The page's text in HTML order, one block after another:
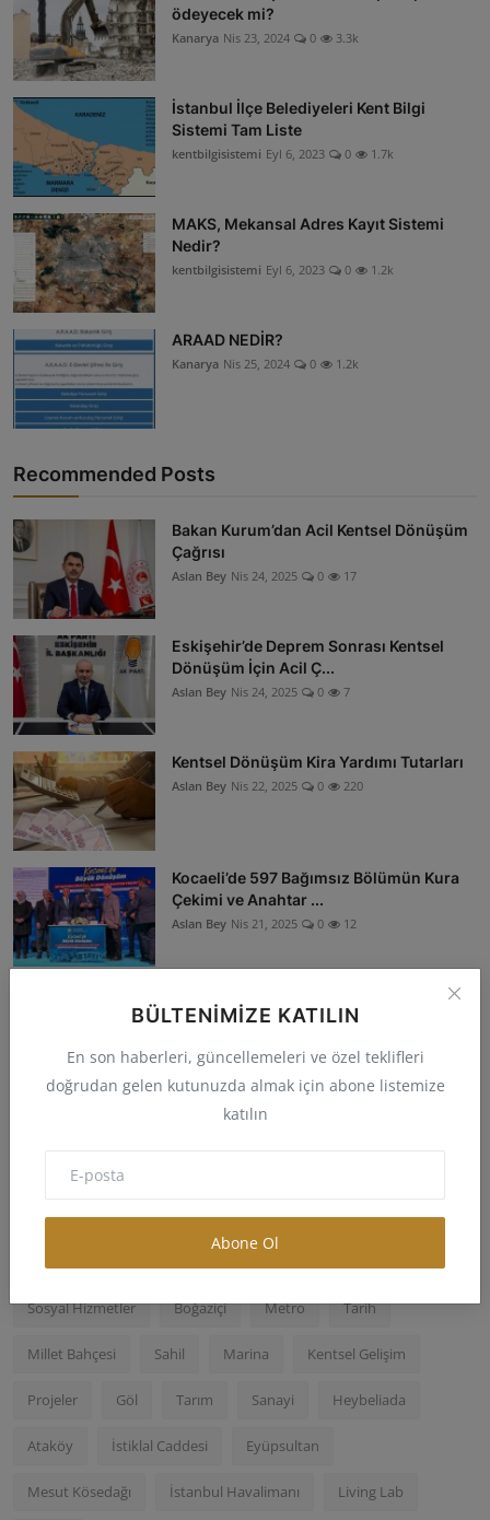
ŞİRKETLER
BELEDİYELER
BÜLTENIMIZE KATILIN
En son haberleri, güncellemeleri ve özel teklifleri
doğrudan gelen kutunuzda almak için abone listemize
katılın
Abone Ol
ödeyecek mi?
Kanarya Nis 23, 2024 0 3.3k
İstanbul İlçe Belediyeleri Kent Bilgi
Sistemi Tam Liste
kentbilgisistemi Eyl 6, 2023 0 1.7k
MAKS, Mekansal Adres Kayıt Sistemi
Nedir?
kentbilgisistemi Eyl 6, 2023 0 1.2k
ARAAD NEDİR?
Kanarya Nis 25, 2024 0 1.2k
Recommended Posts
Bakan Kurum’dan Acil Kentsel Dönüşüm
Çağrısı
Aslan Bey Nis 24, 2025 0 17
Eskişehir’de Deprem Sonrası Kentsel
Dönüşüm İçin Acil Ç...
Aslan Bey Nis 24, 2025 0 7
Kentsel Dönüşüm Kira Yardımı Tutarları
Aslan Bey Nis 22, 2025 0 220
Kocaeli’de 597 Bağımsız Bölümün Kura
Çekimi ve Anahtar ...
Aslan Bey Nis 21, 2025 0 12
Rehberi
Samsun’da Cumhuriyet Meydanı Kentsel
Aslan Bey Nis 19, 2025 0 69
Sosyal Hizmetler Boğaziçi Metro Tarih
Millet Bahçesi Sahil Marina Kentsel Gelişim
Projeler Göl Tarım Sanayi Heybeliada
Ataköy İstiklal Caddesi Eyüpsultan
Mesut Kösedağı İstanbul Havalimanı Living Lab